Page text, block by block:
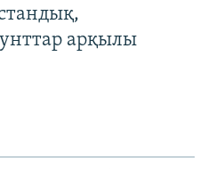
арқылы